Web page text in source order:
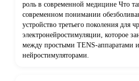
роль в современной медицине Что
современном понимании
устройство третьего поколения для
электронейростимуляции, которое
между простыми TENS-аппаратами
нейростимуляторами.